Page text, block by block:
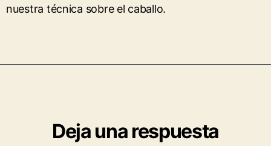
nuestra técnica sobre el caballo.
Deja una respuesta